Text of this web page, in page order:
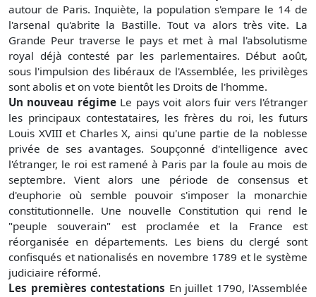
autour de Paris. Inquiète, la population s'empare le 14 de
l'arsenal qu'abrite la Bastille. Tout va alors très vite. La
Grande Peur traverse le pays et met à mal l'absolutisme
royal déjà contesté par les parlementaires. Début août,
sous l'impulsion des libéraux de l'Assemblée, les privilèges
sont abolis et on vote bientôt les Droits de l'homme.
Un nouveau régimeLe pays voit alors fuir vers l'étranger
les principaux contestataires, les frères du roi, les futurs
Louis XVIII et Charles X, ainsi qu'une partie de la noblesse
privée de ses avantages. Soupçonné d'intelligence avec
l'étranger, le roi est ramené à Paris par la foule au mois de
septembre. Vient alors une période de consensus et
d'euphorie où semble pouvoir s'imposer la monarchie
constitutionnelle. Une nouvelle Constitution qui rend le
"peuple souverain" est proclamée et la France est
réorganisée en départements. Les biens du clergé sont
confisqués et nationalisés en novembre 1789 et le système
judiciaire réformé.
Les premières contestations En juillet 1790, l'Assemblée